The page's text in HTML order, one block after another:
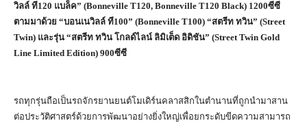
วิลล์ ที120 แบล็ค” (Bonneville T120, Bonneville T120 Black) 1200ซีซี
ตามมาด้วย “บอนเนวิลล์ ที100” (Bonneville T100) “สตรีท ทวิน” (Street
Twin) และรุ่น “สตรีท ทวิน โกลด์ไลน์ ลิมิเต็ด อิดิชัน” (Street Twin Gold
Line Limited Edition) 900ซีซี
รถทุกรุ่นถือเป็นรถจักรยานยนต์โมเดิร์นคลาสสิกในตำนานที่ถูกนำมาสาน
ต่อประวัติศาสตร์ด้วยการพัฒนาอย่างยิ่งใหญ่เพื่อยกระดับขีดความสามารถ